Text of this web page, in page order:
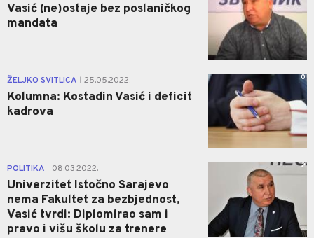
Vasić (ne)ostaje bez poslaničkog
mandata
ŽELJKO SVITLICA 25.05.2022.
Kolumna: Kostadin Vasić i deficit
kadrova
0
POLITIKA 08.03.2022.
Univerzitet Istočno Sarajevo
nema Fakultet za bezbjednost,
Vasić tvrdi: Diplomirao sam i
pravo i višu školu za trenere
2